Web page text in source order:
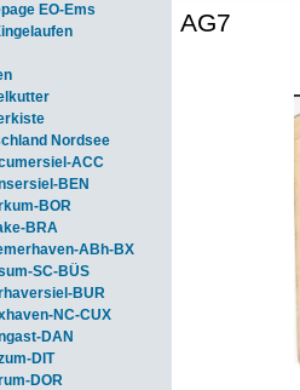
EO-Ems
Nordsee
ACC
BEN
BOR
BRA
ABh-BX
SC-BÜS
BUR
NC-CUX
DAN
DIT
DOR
AG7